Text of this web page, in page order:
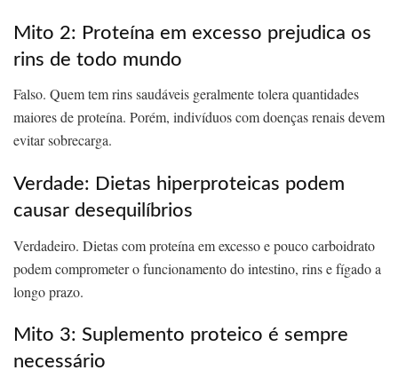
Mito 2: Proteína em excesso prejudica os
rins de todo mundo
Falso. Quem tem rins saudáveis geralmente tolera quantidades
maiores de proteína. Porém, indivíduos com doenças renais devem
evitar sobrecarga.
Verdade: Dietas hiperproteicas podem
causar desequilíbrios
Verdadeiro. Dietas com proteína em excesso e pouco carboidrato
podem comprometer o funcionamento do intestino, rins e fígado a
longo prazo.
Mito 3: Suplemento proteico é sempre
necessário